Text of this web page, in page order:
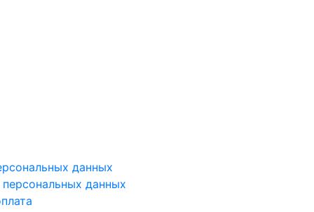
данных
данных